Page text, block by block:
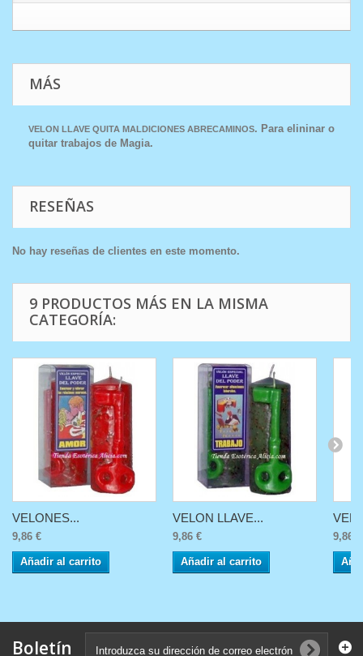
MÁS
VELON LLAVE QUITA MALDICION ES ABRECAMINOS. Para elininar o
quitar trabajos de Magia.
RESEÑAS
No hay reseñas de clientes en este momento.
9 PRODUCTOS MÁS EN LA MISMA
CATEGORÍA:
VELONES...
9,86 €
Añadir al carrito
VELON LLAVE...
9,86 €
Añadir al carrito
9,86 €
Boletín